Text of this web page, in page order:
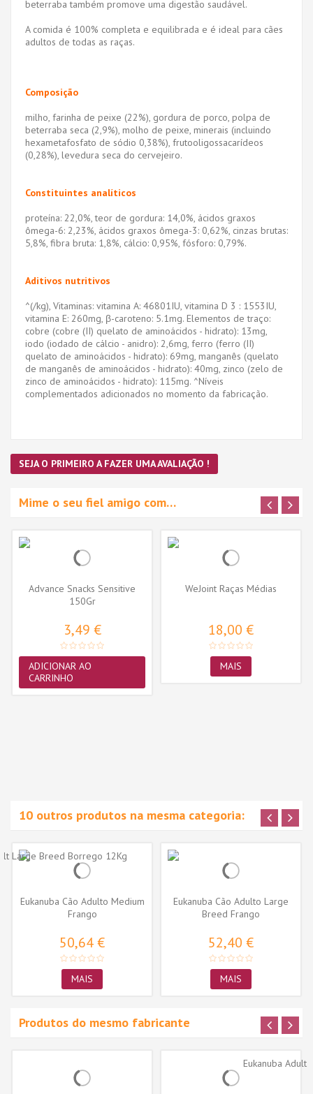
beterraba também promove uma digestão saudável.
A comida é 100% completa e equilibrada e é ideal para cães
adultos de todas as raças.
Composição
milho, farinha de peixe (22%), gordura de porco, polpa de
beterraba seca (2,9%), molho de peixe, minerais (incluindo
hexametafosfato de sódio 0,38%), frutooligossacarídeos
(0,28%), levedura seca do cervejeiro.
Constituintes analíticos
proteína: 22,0%, teor de gordura: 14,0%, ácidos graxos
ômega-6: 2,23%, ácidos graxos ômega-3: 0,62%, cinzas brutas:
5,8%, fibra bruta: 1,8%, cálcio: 0,95%, fósforo: 0,79%.
Aditivos nutritivos
^(/kg), Vitaminas: vitamina A: 46801IU, vitamina D 3 : 1553IU,
vitamina E: 260mg, β-caroteno: 5.1mg. Elementos de traço:
cobre (cobre (II) quelato de aminoácidos - hidrato): 13mg,
iodo (iodado de cálcio - anidro): 2,6mg, ferro (ferro (II)
quelato de aminoácidos - hidrato): 69mg, manganês (quelato
de manganês de aminoácidos - hidrato): 40mg, zinco (zelo de
zinco de aminoácidos - hidrato): 115mg. ^Níveis
complementados adicionados no momento da fabricação.
SEJA O PRIMEIRO A FAZER UMA AVALIAÇÃO !
Mime o seu fiel amigo com…
Advance Snacks Sensitive
150Gr
3,49 €
ADICIONAR AO
CARRINHO
WeJoint Raças Médias
18,00 €
MAIS
10 outros produtos na mesma categoria:
Eukanuba Cão Adulto Medium
Frango
50,64 €
MAIS
Eukanuba Cão Adulto Large
Breed Frango
52,40 €
MAIS
Produtos do mesmo fabricante